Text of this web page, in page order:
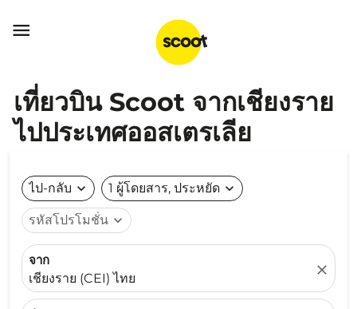

เที่ยวบิน Scoot จากเชียงราย
ไปประเทศออสเตรเลีย
ไป-กลับ expand_more 1 ผู้โดยสาร, ประหยัด expand_more
รหัสโปรโมชั่น expand_more
จาก
เชียงราย (CEI) ไทย
close